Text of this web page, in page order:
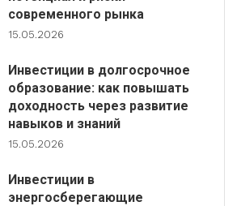
современного рынка
15.05.2026
Инвестиции в долгосрочное
образование: как повышать
доходность через развитие
навыков и знаний
15.05.2026
Инвестиции в
энергосберегающие